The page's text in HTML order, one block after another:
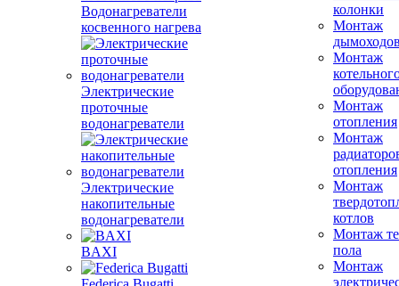
Водонагреватели
косвенного нагрева
Электрические
проточные
водонагреватели
Электрические
накопительные
водонагреватели
BAXI
колонки
Монтаж
Монтаж
Монтаж
отопления
Монтаж
отопления
Монтаж
котлов
Монтаж
пола
Монтаж